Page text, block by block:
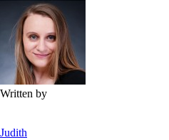
Written by
Judith